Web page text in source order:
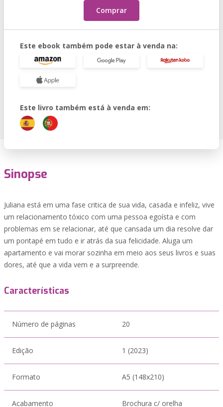
Comprar
Este ebook também pode estar à venda na:
Este livro também está à venda em:
Sinopse
Juliana está em uma fase critica de sua vida, casada e infeliz, vive
um relacionamento tóxico com uma pessoa egoísta e com
problemas em se relacionar, até que cansada um dia resolve dar
um pontapé em tudo e ir atrás da sua felicidade. Aluga um
apartamento e vai morar sozinha em meio aos seus livros e suas
dores, até que a vida vem e a surpreende.
Características
Número de páginas 20
Edição 1 (2023)
Formato A5 (148x210)
Acabamento Brochura c/ orelha